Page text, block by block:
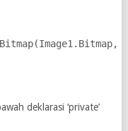
deklarasi ‘private’